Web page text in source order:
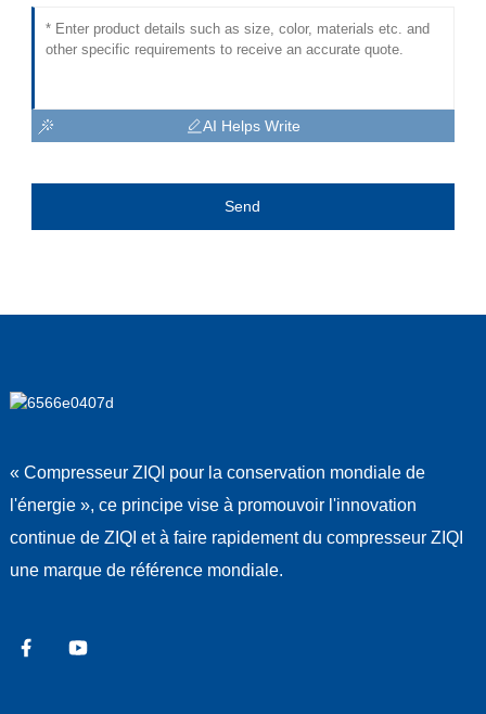
AI Helps Write
Send
« Compresseur ZIQI pour la conservation mondiale de
l'énergie », ce principe vise à promouvoir l'innovation
continue de ZIQI et à faire rapidement du compresseur ZIQI
une marque de référence mondiale.